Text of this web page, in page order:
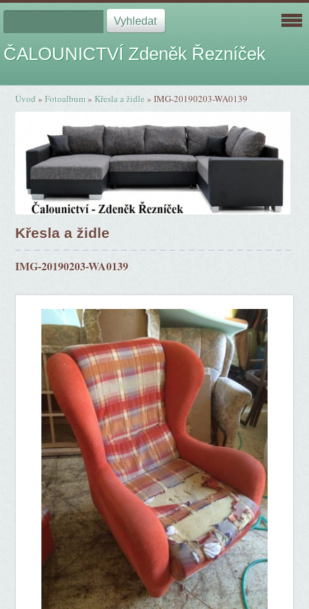
ČALOUNICTVÍ Zdeněk Řezníček
Úvod »Fotoalbum»Křesla a židle »IMG-20190203-WA0139
Křesla a židle
IMG-20190203-WA0139